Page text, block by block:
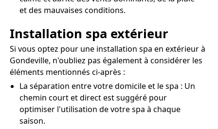
et des mauvaises conditions.
Installation spa extérieur
Si vous optez pour une installation spa en extérieur à
Gondeville, n'oubliez pas également à considérer les
éléments mentionnés ci-après :
La séparation entre votre domicile et le spa : Un
chemin court et direct est suggéré pour
optimiser l'utilisation de votre spa à chaque
saison.